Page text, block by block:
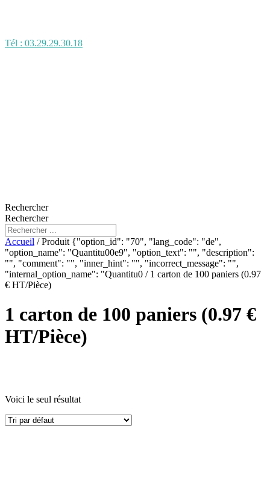
Tél : 03.29.29.30.18
Rechercher
Rechercher
Accueil / Produit {"option_id": "70", "lang_code": "de",
"option_name": "Quantitu00e9", "option_text": "", "description":
"", "comment": "", "inner_hint": "", "incorrect_message": "",
"internal_option_name": "Quantitu0 / 1 carton de 100 paniers (0.97
€ HT/Pièce)
1 carton de 100 paniers (0.97 €
HT/Pièce)
Voici le seul résultat